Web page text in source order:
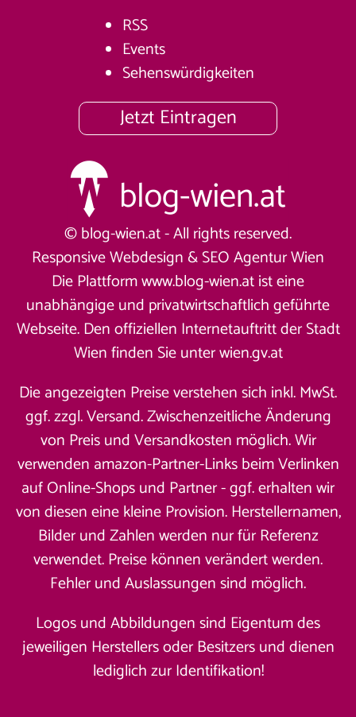
RSS
Events
Sehenswürdigkeiten
Jetzt Eintragen
© blog-wien.at - All rights reserved.
Responsive Webdesign &SEO Agentur Wien
Die Plattform www.blog-wien.at ist eine
unabhängige und privatwirtschaftlich geführte
Webseite. Den offiziellen Internetauftritt der Stadt
Wien finden Sie unterwien.gv.at
Die angezeigten Preise verstehen sich inkl. MwSt.
ggf. zzgl. Versand. Zwischenzeitliche Änderung
von Preis und Versandkosten möglich. Wir
verwenden amazon-Partner-Links beim Verlinken
auf Online-Shops und Partner - ggf. erhalten wir
von diesen eine kleine Provision. Herstellernamen,
Bilder und Zahlen werden nur für Referenz
verwendet. Preise können verändert werden.
Fehler und Auslassungen sind möglich.
Logos und Abbildungen sind Eigentum des
jeweiligen Herstellers oder Besitzers und dienen
lediglich zur Identifikation!